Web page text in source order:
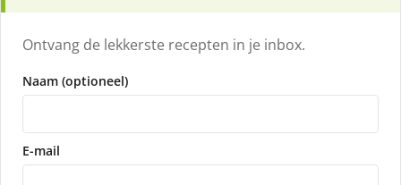
Ontvang de lekkerste recepten in je inbox.
Naam (optioneel)
E-mail